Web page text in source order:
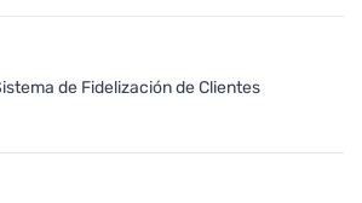
de Fidelización de Clientes